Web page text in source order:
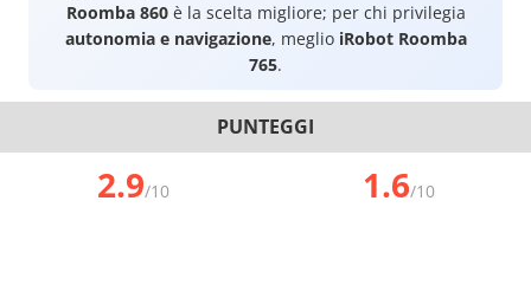
Roomba 860è la scelta migliore; per chi privilegia
autonomia e navigazione, meglio iRobot Roomba
765.
PUNTEGGI
2.9/10 1.6/10